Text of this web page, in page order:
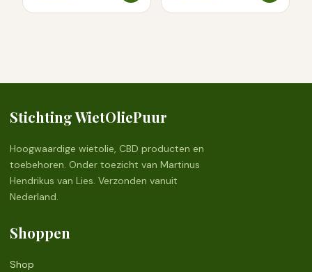
Stichting WietOliePuur
Hoogwaardige wietolie, CBD producten en
toebehoren. Onder toezicht van Martinus
Hendrikus van Lies. Verzonden vanuit
Nederland.
Shoppen
Shop